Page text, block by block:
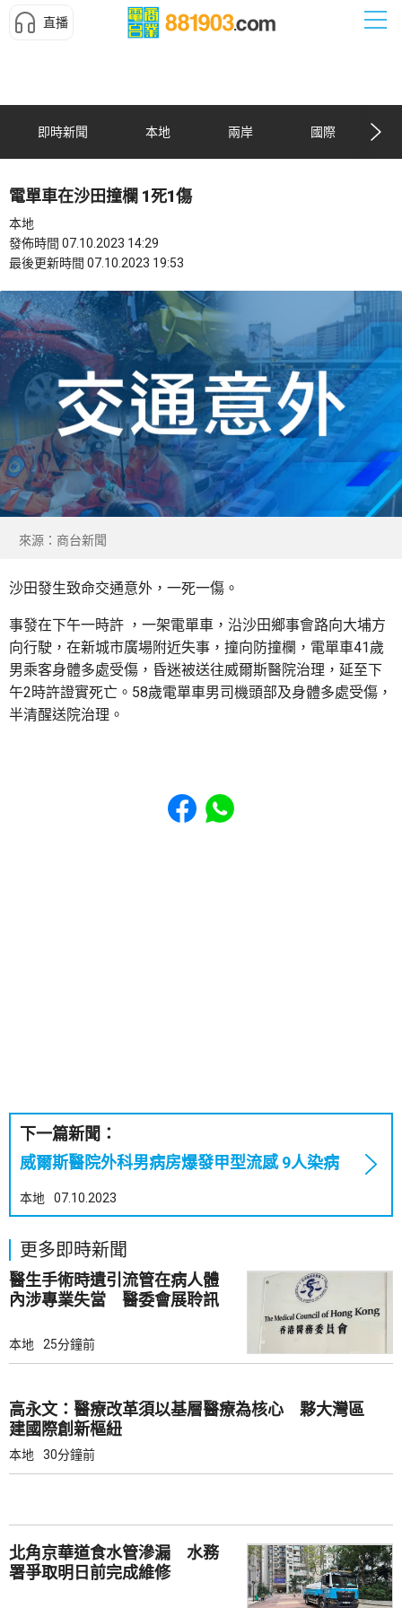
直播
即時新聞 本地 兩岸 國際
電單車在沙田撞欄 1死1傷
本地
發佈時間 07.10.2023 14:29
最後更新時間 07.10.2023 19:53
來源：商台新聞
沙田發生致命交通意外，一死一傷。
事發在下午一時許 ，一架電單車，沿沙田鄉事會路向大埔方
向行駛，在新城市廣場附近失事，撞向防撞欄，電單車41歲
男乘客身體多處受傷，昏迷被送往威爾斯醫院治理，延至下
午2時許證實死亡。58歲電單車男司機頭部及身體多處受傷，
半清醒送院治理。
Share to Facebook
Share to WhatsApp
下一篇新聞：
威爾斯醫院外科男病房爆發甲型流感 9人染病
本地 07.10.2023
更多即時新聞
醫生手術時遺引流管在病人體
內涉專業失當 醫委會展聆訊
本地 25分鐘前
高永文：醫療改革須以基層醫療為核心 夥大灣區
建國際創新樞紐
本地 30分鐘前
北角京華道食水管滲漏 水務
署爭取明日前完成維修